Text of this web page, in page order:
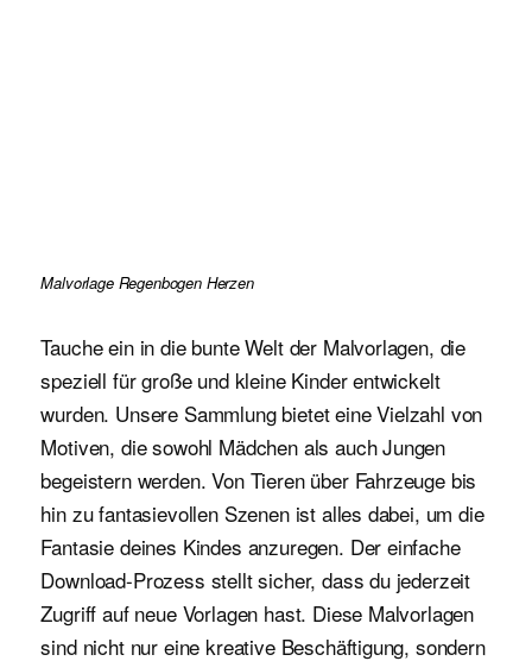
Malvorlage Regenbogen Herzen
Tauche ein in die bunte Welt der Malvorlagen, die
speziell für große und kleine Kinder entwickelt
wurden. Unsere Sammlung bietet eine Vielzahl von
Motiven, die sowohl Mädchen als auch Jungen
begeistern werden. Von Tieren über Fahrzeuge bis
hin zu fantasievollen Szenen ist alles dabei, um die
Fantasie deines Kindes anzuregen. Der einfache
Download-Prozess stellt sicher, dass du jederzeit
Zugriff auf neue Vorlagen hast. Diese Malvorlagen
sind nicht nur eine kreative Beschäftigung, sondern